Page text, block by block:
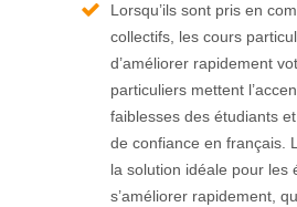
Lorsqu’ils sont pris en
collectifs, les cours
d’améliorer rapidement
particuliers mettent
faiblesses des étudiants
de confiance en français.
la solution idéale pour les
s’améliorer rapidement,